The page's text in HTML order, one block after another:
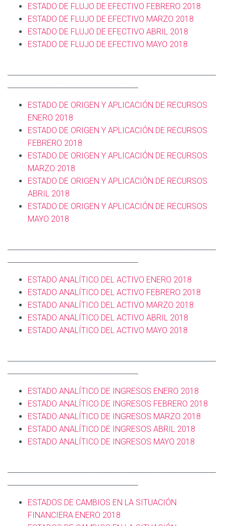
ESTADO DE FLUJO DE EFECTIVO FEBRERO 2018
ESTADO DE FLUJO DE EFECTIVO MARZO 2018
ESTADO DE FLUJO DE EFECTIVO ABRIL 2018
ESTADO DE FLUJO DE EFECTIVO MAYO 2018
ESTADO DE ORIGEN Y APLICACIÓN DE RECURSOS
ENERO 2018
ESTADO DE ORIGEN Y APLICACIÓN DE RECURSOS
FEBRERO 2018
ESTADO DE ORIGEN Y APLICACIÓN DE RECURSOS
MARZO 2018
ESTADO DE ORIGEN Y APLICACIÓN DE RECURSOS
ABRIL 2018
ESTADO DE ORIGEN Y APLICACIÓN DE RECURSOS
MAYO 2018
ESTADO ANALÍTICO DEL ACTIVO ENERO 2018
ESTADO ANALÍTICO DEL ACTIVO FEBRERO 2018
ESTADO ANALÍTICO DEL ACTIVO MARZO 2018
ESTADO ANALÍTICO DEL ACTIVO ABRIL 2018
ESTADO ANALÍTICO DEL ACTIVO MAYO 2018
ESTADO ANALÍTICO DE INGRESOS ENERO 2018
ESTADO ANALÍTICO DE INGRESOS FEBRERO 2018
ESTADO ANALÍTICO DE INGRESOS MARZO 2018
ESTADO ANALÍTICO DE INGRESOS ABRIL 2018
ESTADO ANALÍTICO DE INGRESOS MAYO 2018
ESTADOS DE CAMBIOS EN LA SITUACIÓN
FINANCIERA ENERO 2018